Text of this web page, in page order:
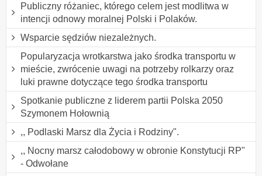
Publiczny różaniec, którego celem jest modlitwa w
intencji odnowy moralnej Polski i Polaków.
Wsparcie sędziów niezależnych.
Popularyzacja wrotkarstwa jako środka transportu w
mieście, zwrócenie uwagi na potrzeby rolkarzy oraz
luki prawne dotyczące tego środka transportu
Spotkanie publiczne z liderem partii Polska 2050
Szymonem Hołownią
,, Podlaski Marsz dla Życia i Rodziny".
,, Nocny marsz całodobowy w obronie Konstytucji RP"
- Odwołane